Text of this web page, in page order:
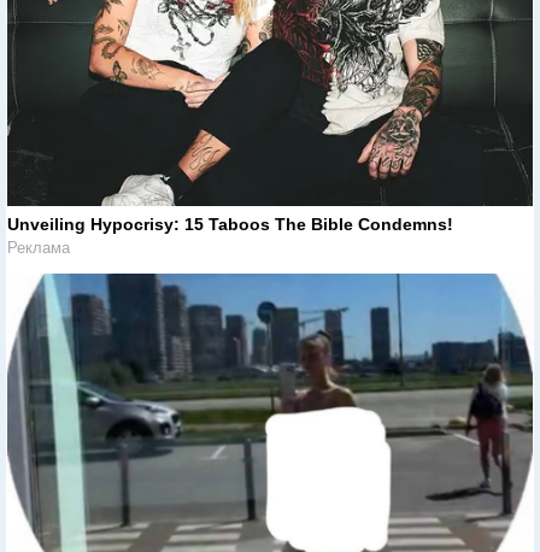
Unveiling Hypocrisy: 15 Taboos The Bible Condemns!
Реклама